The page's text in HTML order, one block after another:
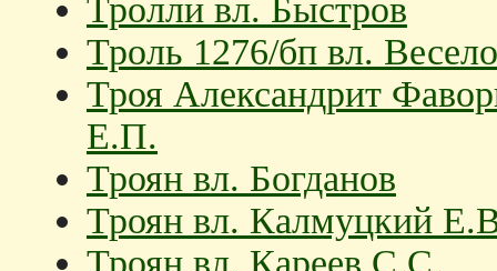
Тролли вл. Быстров
Троль 1276/бп вл.
Троя Александрит
Е.П.
Троян вл. Богданов
Троян вл. Калмуцкий
Троян вл. Кареев С.С.